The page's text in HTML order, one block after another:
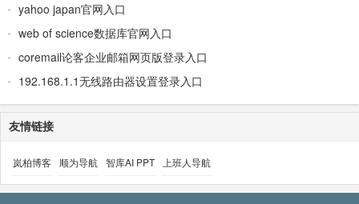
yahoo japan官网入口
web of science数据库官网入口
coremail论客企业邮箱网页版登录入口
192.168.1.1无线路由器设置登录入口
友情链接
岚柏博客 顺为导航 智库AI PPT 上班人导航